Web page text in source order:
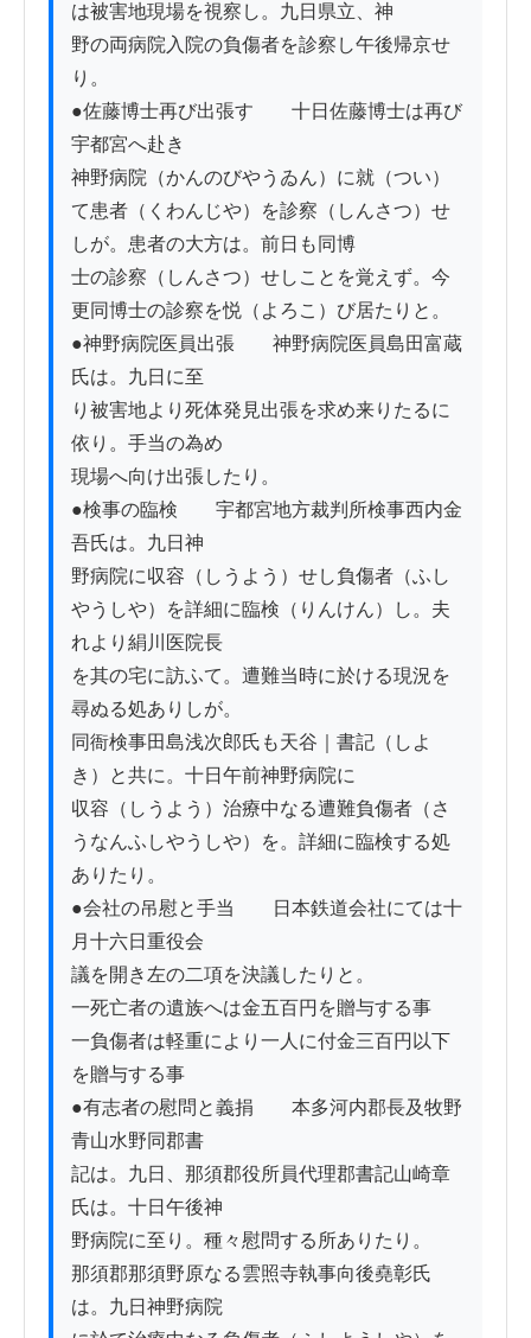
は被害地現場を視察し。九日県立、神
野の両病院入院の負傷者を診察し午後帰京せ
り。
●佐藤博士再び出張す　　十日佐藤博士は再び
宇都宮へ赴き
神野病院（かんのびやうゐん）に就（つい）
て患者（くわんじや）を診察（しんさつ）せ
しが。患者の大方は。前日も同博
士の診察（しんさつ）せしことを覚えず。今
更同博士の診察を悦（よろこ）び居たりと。
●神野病院医員出張　　神野病院医員島田富蔵
氏は。九日に至
り被害地より死体発見出張を求め来りたるに
依り。手当の為め
現場へ向け出張したり。
●検事の臨検　　宇都宮地方裁判所検事西内金
吾氏は。九日神
野病院に収容（しうよう）せし負傷者（ふし
やうしや）を詳細に臨検（りんけん）し。夫
れより絹川医院長
を其の宅に訪ふて。遭難当時に於ける現況を
尋ぬる処ありしが。
同衙検事田島浅次郎氏も天谷｜書記（しよ
き）と共に。十日午前神野病院に
収容（しうよう）治療中なる遭難負傷者（さ
うなんふしやうしや）を。詳細に臨検する処
ありたり。
●会社の吊慰と手当　　日本鉄道会社にては十
月十六日重役会
議を開き左の二項を決議したりと。
一死亡者の遺族へは金五百円を贈与する事
一負傷者は軽重により一人に付金三百円以下
を贈与する事
●有志者の慰問と義捐　　本多河内郡長及牧野
青山水野同郡書
記は。九日、那須郡役所員代理郡書記山崎章
氏は。十日午後神
野病院に至り。種々慰問する所ありたり。
那須郡那須野原なる雲照寺執事向後堯彰氏
は。九日神野病院